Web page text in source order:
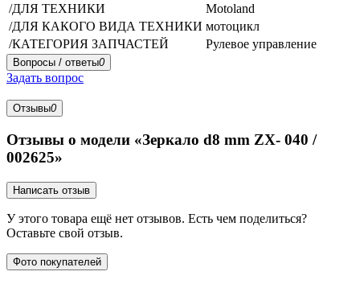
/ДЛЯ ТЕХНИКИ
Motoland
/ДЛЯ КАКОГО ВИДА ТЕХНИКИ мотоцикл
/КАТЕГОРИЯ ЗАПЧАСТЕЙ
Рулевое управление
Вопросы / ответы0
Задать вопрос
Отзывы0
Отзывы о модели «Зеркало d8 mm ZX- 040 /
002625»
Написать отзыв
У этого товара ещё нет отзывов. Есть чем поделиться?
Оставьте свой отзыв.
Фото покупателей